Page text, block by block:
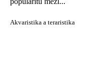
Akvaristika a teraristika